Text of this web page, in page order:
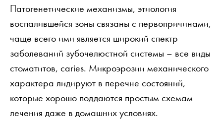
Патогенетические механизмы, этиология
воспалившейся зоны связаны с первопричинами,
чаще всего ими является широкий спектр
заболеваний зубочелюстной системы – все виды
стоматитов, caries. Микроэрозии механического
характера лидируют в перечне состояний,
которые хорошо поддаются простым схемам
лечения даже в домашних условиях.